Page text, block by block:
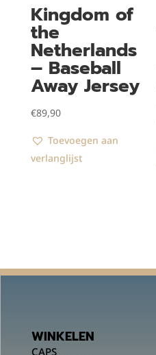
Kingdom of
the
Netherlands
– Baseball
Away Jersey
€89,90
Toevoegen aan
verlanglijst
WINKELEN
CAPS